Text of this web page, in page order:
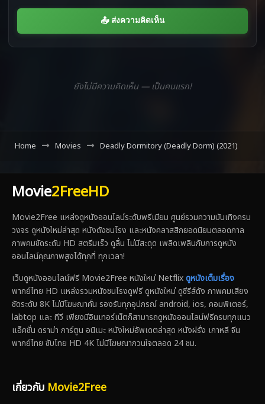
📤 ส่งความคิดเห็น
ยังไม่มีความคิดเห็น — เป็นคนแรก!
Home Movies Deadly Dormitory (Deadly Dorm) (2021)
Movie2FreeHD
Movie2Free แหล่งดูหนังออนไลน์ระดับพรีเมียม ศูนย์รวมความบันเทิงครบ
วงจร ดูหนังใหม่ล่าสุด หนังดังชนโรง และหนังคลาสสิกยอดนิยมตลอดกาล
ภาพคมชัดระดับ HD สตรีมเร็ว ดูลื่น ไม่มีสะดุด เพลิดเพลินกับการดูหนัง
ออนไลน์คุณภาพสูงได้ทุกที่ ทุกเวลา!
เว็บดูหนังออนไลน์ฟรี Movie2Free หนังใหม่ Netflixดูหนังเต็มเรื่อง
พากย์ไทย HD แหล่งรวมหนังชนโรงดูฟรี ดูหนังใหม่ ดูซีรีส์ดัง ภาพคมเสียง
ชัดระดับ 8K ไม่มีโฆษณาคั่น รองรับทุกอุปกรณ์ android, ios, คอมพิเตอร์,
labtop และ ทีวี เพียงมีอินเทอร์เน็ตก็สามารถดูหนังออนไลน์ฟรีครบทุกแนว
แอ็คชั่น ดราม่า การ์ตูน อนิเมะ หนังใหม่อัพเดตล่าสุด หนังฝรั่ง เกาหลี จีน
พากย์ไทย ซับไทย HD 4K ไม่มีโฆษณากวนใจตลอด 24 ชม.
เกี่ยวกับ Movie2Free